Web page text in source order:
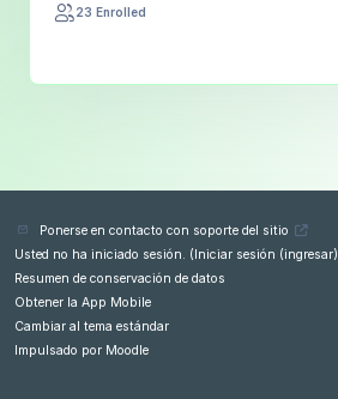
23 Enrolled
Ponerse en contacto con soporte del sitio
Usted no ha iniciado sesión. (Iniciar sesión (ingresar)
Resumen de conservación de datos
Obtener la App Mobile
Cambiar al tema estándar
Impulsado por Moodle